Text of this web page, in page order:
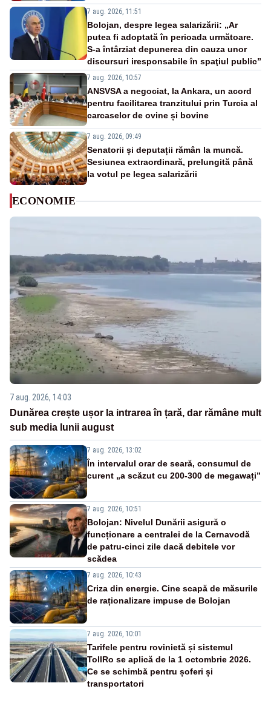
7 aug. 2026, 11:51
Bolojan, despre legea salarizării: „Ar
putea fi adoptată în perioada următoare.
S-a întârziat depunerea din cauza unor
discursuri iresponsabile în spaţiul public”
7 aug. 2026, 10:57
ANSVSA a negociat, la Ankara, un acord
pentru facilitarea tranzitului prin Turcia al
carcaselor de ovine și bovine
7 aug. 2026, 09:49
Senatorii și deputații rămân la muncă.
Sesiunea extraordinară, prelungită până
la votul pe legea salarizării
ECONOMIE
7 aug. 2026, 14:03
Dunărea crește ușor la intrarea în țară, dar rămâne mult
sub media lunii august
7 aug. 2026, 13:02
În intervalul orar de seară, consumul de
curent „a scăzut cu 200-300 de megawați”
7 aug. 2026, 10:51
Bolojan: Nivelul Dunării asigură o
funcționare a centralei de la Cernavodă
de patru-cinci zile dacă debitele vor
scădea
7 aug. 2026, 10:43
Criza din energie. Cine scapă de măsurile
de raționalizare impuse de Bolojan
7 aug. 2026, 10:01
Tarifele pentru rovinietă și sistemul
TollRo se aplică de la 1 octombrie 2026.
Ce se schimbă pentru șoferi și
transportatori